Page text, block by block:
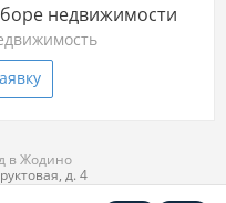
недвижимости
в Жодино
д. 4